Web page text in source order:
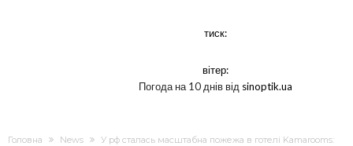
тиск:
вітер:
Погода на 10 днів від sinoptik.ua
Головна News
У рф сталась масштабна пожежа в готелі Kamarooms: